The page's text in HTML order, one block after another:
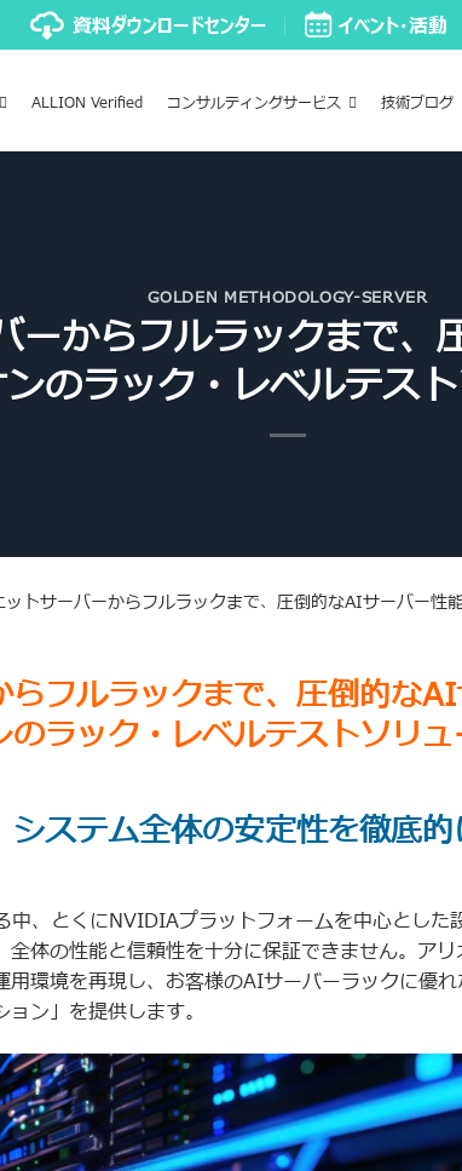
ALLION Verified コンサルティングサービス 技術ブログ
GOLDEN METHODOLOGY-SERVER
ーからフルラックまで
のラック・レベルテスト
ットサーバーからフルラックまで、圧倒的なAIサーバー性
フルラックまで、圧倒的な
ラック・レベルテストソリ
ステム全体の安定性を徹底
、とくにNVIDIAプラットフォームを中心とした
体の性能と信頼性を十分に保証できません。ア
環境を再現し、お客様のAIサーバーラックに優
ン」を提供します。